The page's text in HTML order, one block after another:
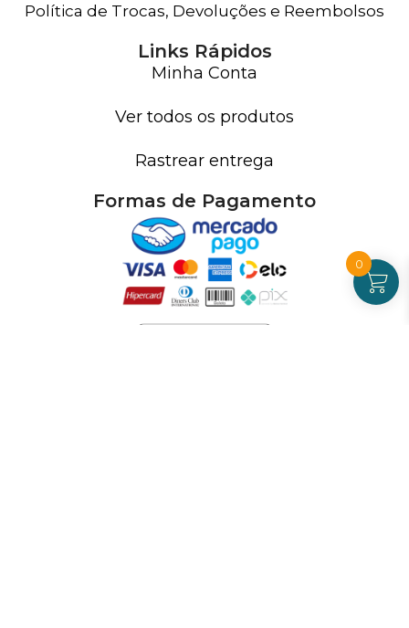
Política de Trocas, Devoluções e Reembolsos
Links Rápidos
Minha Conta
Ver todos os produtos
Rastrear entrega
Formas de Pagamento
0